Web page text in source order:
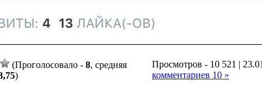
(Проголосовало - 8, средняя
)
Просмотров - 10 521 |
комментариев 10 »